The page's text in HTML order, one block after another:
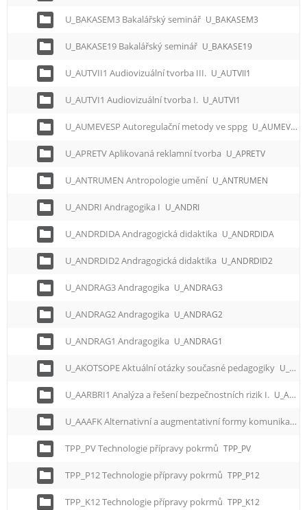
U_BAKASEM3 Bakalářský seminář U_BAKASEM3
U_BAKASE19 Bakalářský seminář U_BAKASE19
U_AUTVII1 Audiovizuální tvorba III. U_AUTVII1
U_AUTVI1 Audiovizuální tvorba I. U_AUTVI1
U_AUMEVESP Autoregulační metody ve sppg U_AUMEVESP
U_APRETV Aplikovaná reklamní tvorba U_APRETV
U_ANTRUMEN Antropologie umění U_ANTRUMEN
U_ANDRI Andragogika I U_ANDRI
U_ANDRDIDA Andragogická didaktika U_ANDRDIDA
U_ANDRDID2 Andragogická didaktika U_ANDRDID2
U_ANDRAG3 Andragogika U_ANDRAG3
U_ANDRAG2 Andragogika U_ANDRAG2
U_ANDRAG1 Andragogika U_ANDRAG1
U_AKOTSOPE Aktuální otázky současné pedagogiky U_AKOTSOPE
U_AARBRI1 Analýza a řešení bezpečnostních rizik I. U_AARBRI1
U_AAAFK Alternativní a augmentativní formy komunikace
TPP_PV Technologie přípravy pokrmů TPP_PV
TPP_P12 Technologie přípravy pokrmů TPP_P12
TPP_K12 Technologie přípravy pokrmů TPP_K12